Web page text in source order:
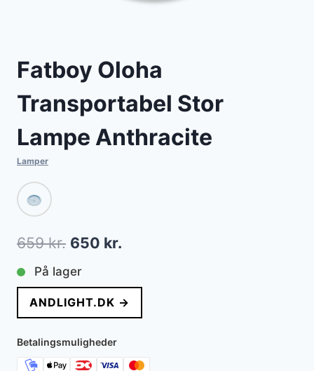
Fatboy Oloha
Transportabel Stor
Lampe Anthracite
Lamper
659kr. Den
oprindelige
pris
var:
659 kr..
650 kr.
pris
er:
På lager
ANDLIGHT.DK →
Betalingsmuligheder